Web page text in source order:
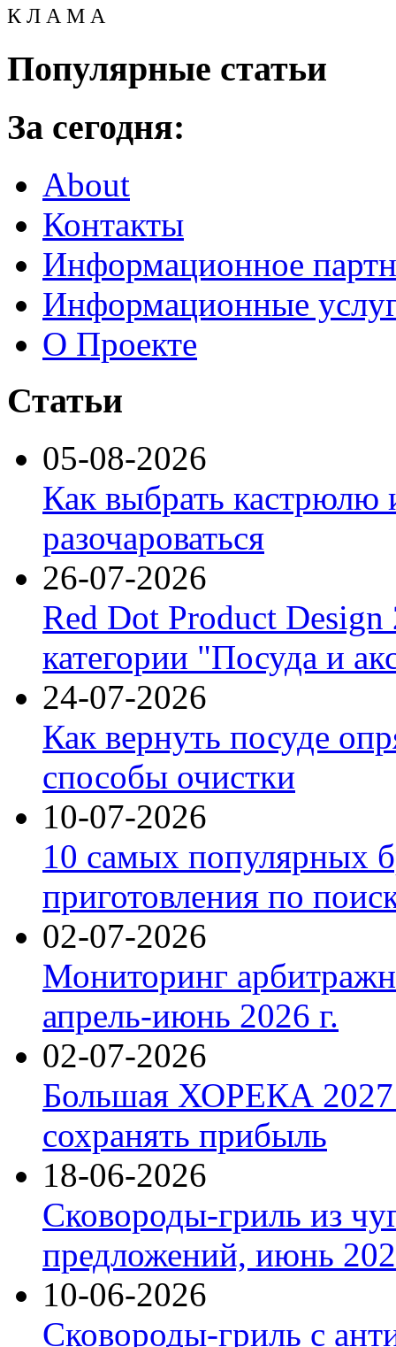
К Л А М А
Популярные статьи
За сегодня:
About
Контакты
Информационное
Информационные
О Проекте
Статьи
05-08-2026
Как выбрать кастрюлю
разочароваться
26-07-2026
Red Dot Product Design
категории "Посуда и
24-07-2026
Как вернуть посуде
способы очистки
10-07-2026
10 самых популярных
приготовления по
02-07-2026
Мониторинг
апрель-июнь 2026 г.
02-07-2026
Большая ХОРЕКА 2027:
сохранять прибыль
18-06-2026
Сковороды-гриль из
предложений, июнь
10-06-2026
Сковороды-гриль с